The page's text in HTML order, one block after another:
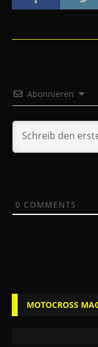
Abonnieren
0 COMMENTS
MOTOCROSS